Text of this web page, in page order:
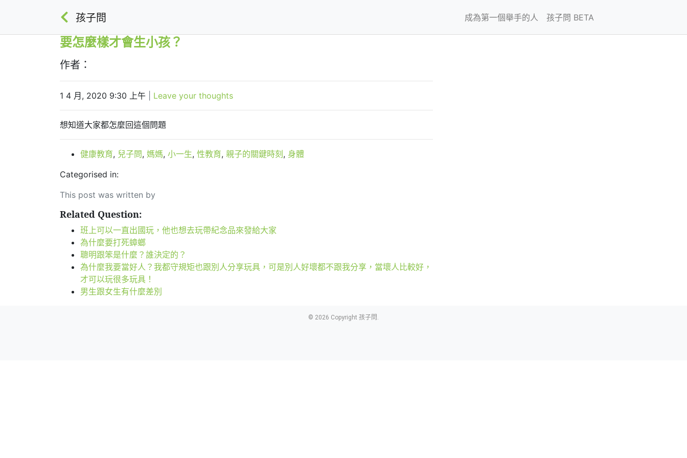
孩子問 成為第一個舉手的人 孩子問 BETA
要怎麼樣才會生小孩？
作者：
1 4 月, 2020 9:30 上午 Leave your thoughts
想知道大家都怎麼回這個問題
健康教育, 兒子問, 媽媽, 小一生, 性教育, 親子的關鍵時刻 , 身體
Categorised in:
This post was written by
Related Question:
班上可以一直出國玩，他也想去玩帶紀念品來發給大家
為什麼要打死蟑螂
聰明跟笨是什麼？誰決定的？
為什麼我要當好人？我都守規矩也跟別人分享玩具，可是別人好壞都不跟我分享，當壞人比較好，
才可以玩很多玩具！
男生跟女生有什麼差別
© 2026 Copyright 孩子問.